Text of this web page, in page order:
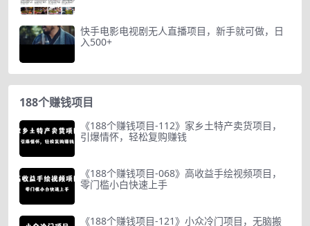
快手电影电视剧无人直播项目，新手就可做，日
入500+
188个赚钱项目
《188个赚钱项目-112》家乡土特产卖货项目，
引爆情怀，轻松复购赚钱
《188个赚钱项目-068》高收益手绘视频项目，
零门槛小白快速上手
《188个赚钱项目-121》小众冷门项目，无脑搬